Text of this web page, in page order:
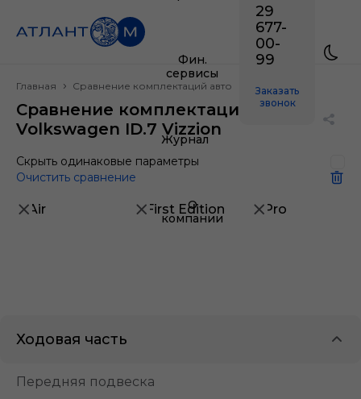
Фин.
сервисы
Журнал
О
компании
29
677-
00-
99
Заказать
звонок
Главная Сравнение комплектаций авто
Сравнение комплектаций
Volkswagen ID.7 Vizzion
Скрыть одинаковые параметры
Очистить сравнение
Air First Edition Pro
Ходовая часть
Передняя подвеска